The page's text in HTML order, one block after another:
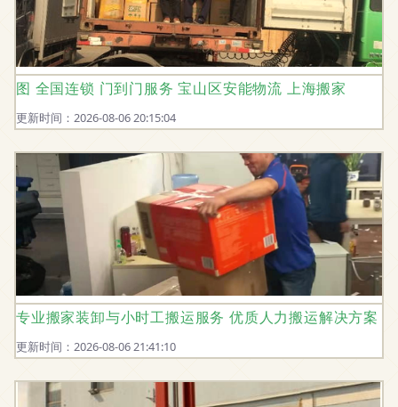
图 全国连锁 门到门服务 宝山区安能物流 上海搬家
更新时间：2026-08-06 20:15:04
专业搬家装卸与小时工搬运服务 优质人力搬运解决方案
更新时间：2026-08-06 21:41:10